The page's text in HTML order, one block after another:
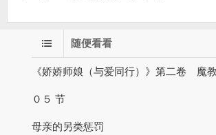
随便看看
《娇娇师娘（与爱同行）》第二卷 魔
０５ 节
母亲的另类惩罚